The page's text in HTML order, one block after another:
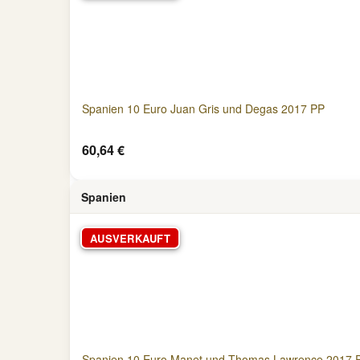
Spanien 10 Euro Juan Gris und Degas 2017 PP
60,64 €
Spanien
AUSVERKAUFT